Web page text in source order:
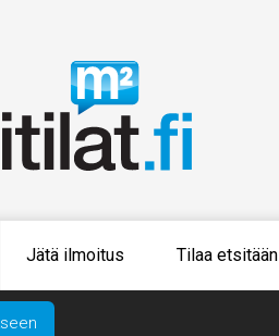
Jätä ilmoitus Tilaa etsitään